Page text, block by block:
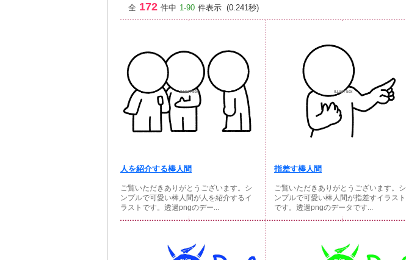
全 172 件中 1-90 件表示 (0.241秒)
人を紹介する棒人間
ご覧いただきありがとうございます。シ
ンプルで可愛い棒人間が人を紹介するイ
ラストです。透過pngのデー...
指差す棒人間
ご覧いただきありがとうございます。シ
ンプルで可愛い棒人間が指差すイラスト
です。透過pngのデータです...